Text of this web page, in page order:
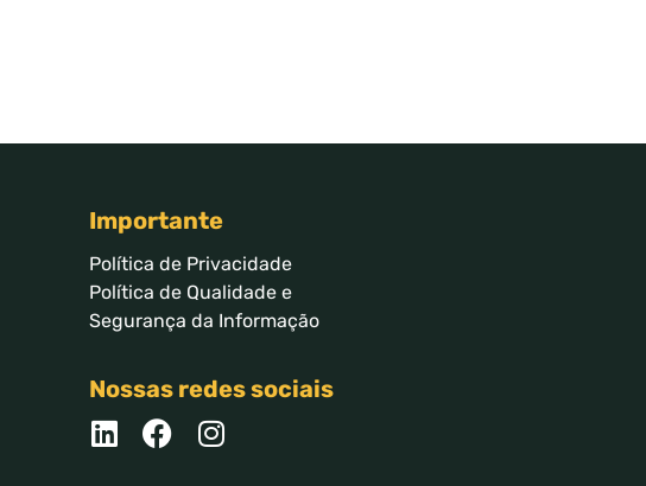
Importante
Política de Privacidade
Política de Qualidade e
Segurança da Informação
Nossas redes sociais